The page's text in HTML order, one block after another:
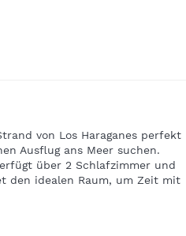
von Los Haraganes perfekt
Ausflug ans Meer suchen.
über 2 Schlafzimmer und
den idealen Raum, um Zeit mit